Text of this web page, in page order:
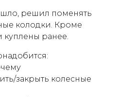
решил поменять
колодки. Кроме
куплены ранее.
закрыть колесные